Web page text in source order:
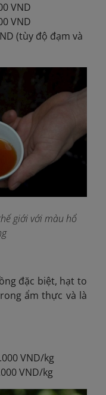
VND
VND
(tùy độ đạm và
giới với màu hổ
đặc biệt, hạt to
ẩm thực và là
VND/kg
VND/kg